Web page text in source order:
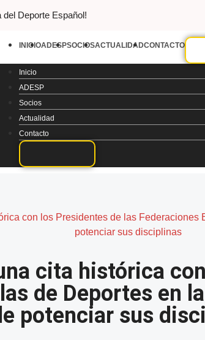
del Deporte Español!
INICIOADESPSOCIOSACTUALIDADCONTACTO
Inicio
ADESP
Socios
Actualidad
Contacto
con los Presidentes de las
potenciar sus disciplinas
cita histórica
de Deportes en
potenciar sus